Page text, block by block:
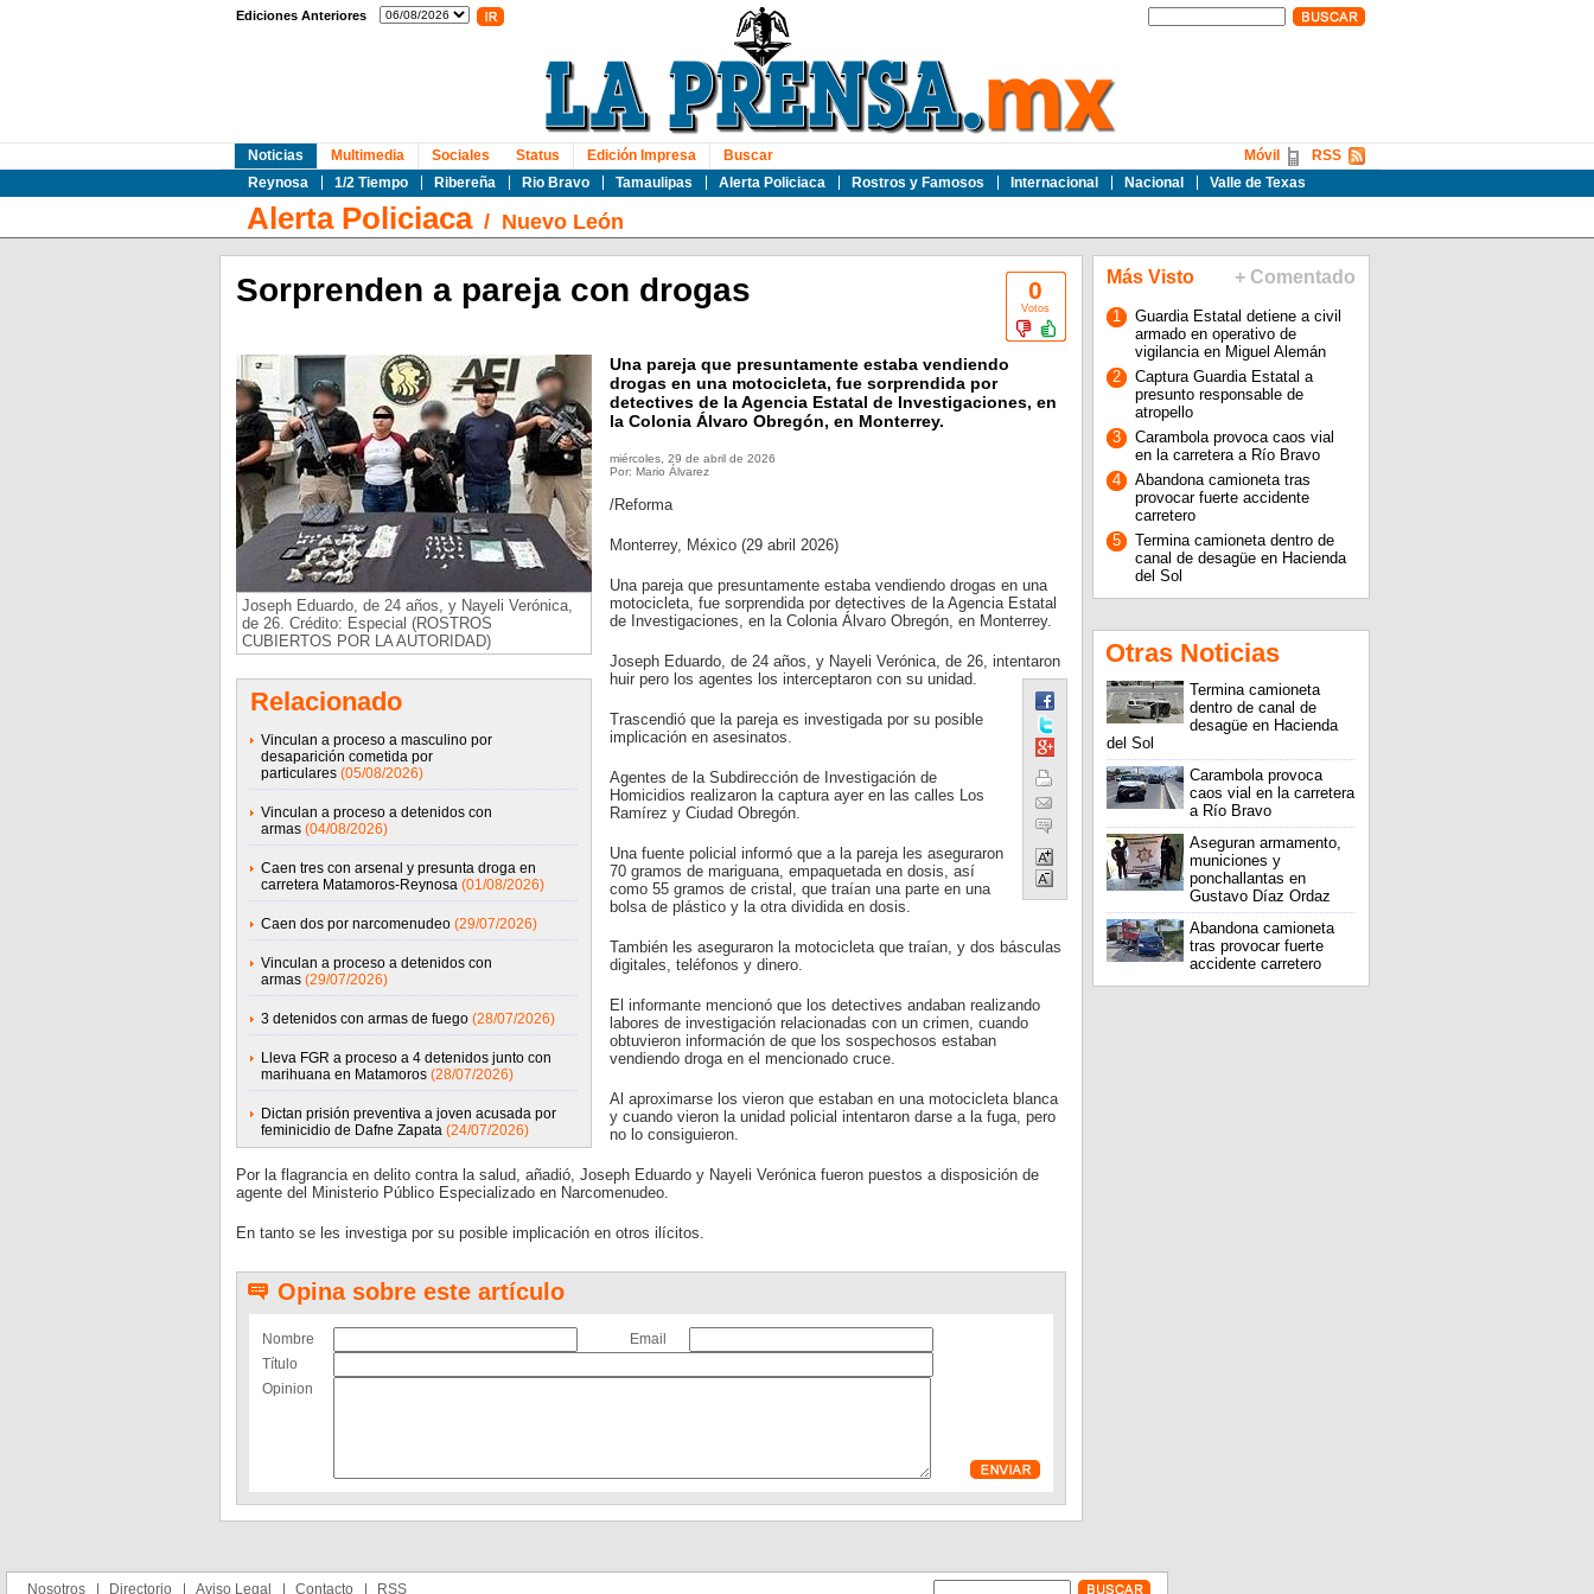
Ediciones Anteriores
Noticias
Reynosa
1/2 Tiempo Ribereña Rio Bravo Tamaulipas Alerta Policiaca Rostros y Famosos Internacional Nacional Valle de Texas
Multimedia Sociales Status Edición Impresa Buscar RSS
Móvil
Alerta Policiaca/ Nuevo León
0
Votos
Sorprenden a pareja con drogas
Joseph Eduardo, de 24 años, y Nayeli Verónica,
de 26. Crédito: Especial (ROSTROS
CUBIERTOS POR LA AUTORIDAD)
Relacionado
Vinculan a proceso a masculino por
desaparición cometida por
particulares (05/08/2026)
Vinculan a proceso a detenidos con
armas (04/08/2026)
Caen tres con arsenal y presunta droga en
carretera Matamoros-Reynosa (01/08/2026)
Caen dos por narcomenudeo (29/07/2026)
Vinculan a proceso a detenidos con
armas (29/07/2026)
3 detenidos con armas de fuego (28/07/2026)
Lleva FGR a proceso a 4 detenidos junto con
marihuana en Matamoros (28/07/2026)
Dictan prisión preventiva a joven acusada por
feminicidio de Dafne Zapata (24/07/2026)
Una pareja que presuntamente estaba vendiendo
drogas en una motocicleta, fue sorprendida por
detectives de la Agencia Estatal de Investigaciones, en
la Colonia Álvaro Obregón, en Monterrey.
miércoles, 29 de abril de 2026
Por: Mario Álvarez
/Reforma
Monterrey, México (29 abril 2026)
Una pareja que presuntamente estaba vendiendo drogas en una
motocicleta, fue sorprendida por detectives de la Agencia Estatal
de Investigaciones, en la Colonia Álvaro Obregón, en Monterrey.
Joseph Eduardo, de 24 años, y Nayeli Verónica, de 26, intentaron
huir pero los agentes los interceptaron con su unidad.
Trascendió que la pareja es investigada por su posible
implicación en asesinatos.
Agentes de la Subdirección de Investigación de
Homicidios realizaron la captura ayer en las calles Los
Ramírez y Ciudad Obregón.
Una fuente policial informó que a la pareja les aseguraron
70 gramos de mariguana, empaquetada en dosis, así
como 55 gramos de cristal, que traían una parte en una
bolsa de plástico y la otra dividida en dosis.
También les aseguraron la motocicleta que traían, y dos básculas
digitales, teléfonos y dinero.
El informante mencionó que los detectives andaban realizando
labores de investigación relacionadas con un crimen, cuando
obtuvieron información de que los sospechosos estaban
vendiendo droga en el mencionado cruce.
Al aproximarse los vieron que estaban en una motocicleta blanca
y cuando vieron la unidad policial intentaron darse a la fuga, pero
no lo consiguieron.
Por la flagrancia en delito contra la salud, añadió, Joseph Eduardo y Nayeli Verónica fueron puestos a disposición de
agente del Ministerio Público Especializado en Narcomenudeo.
En tanto se les investiga por su posible implicación en otros ilícitos.
Opina sobre este artículo
Nombre
Email
Título
Opinion
Más Visto + Comentado
1
Guardia Estatal detiene a civil
armado en operativo de
vigilancia en Miguel Alemán
2
Captura Guardia Estatal a
presunto responsable de
atropello
3
Carambola provoca caos vial
en la carretera a Río Bravo
4
Abandona camioneta tras
provocar fuerte accidente
carretero
5
Termina camioneta dentro de
canal de desagüe en Hacienda
del Sol
Otras Noticias
Termina camioneta
dentro de canal de
desagüe en Hacienda
del Sol
Carambola provoca
caos vial en la carretera
a Río Bravo
Aseguran armamento,
municiones y
ponchallantas en
Gustavo Díaz Ordaz
Abandona camioneta
tras provocar fuerte
accidente carretero
Nosotros Directorio Aviso Legal Contacto RSS